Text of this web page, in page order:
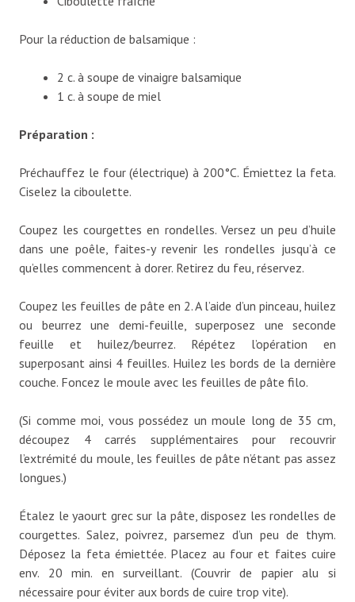
Pour la réduction de balsamique :
2 c. à soupe de vinaigre balsamique
1 c. à soupe de miel
Préparation :
Préchauffez le four (électrique) à 200°C. Émiettez la feta.
Ciselez la ciboulette.
Coupez les courgettes en rondelles. Versez un peu d’huile
dans une poêle, faites-y revenir les rondelles jusqu’à ce
qu’elles commencent à dorer. Retirez du feu, réservez.
Coupez les feuilles de pâte en 2. A l’aide d’un pinceau, huilez
ou beurrez une demi-feuille, superposez une seconde
feuille et huilez/beurrez. Répétez l’opération en
superposant ainsi 4 feuilles. Huilez les bords de la dernière
couche. Foncez le moule avec les feuilles de pâte filo.
(Si comme moi, vous possédez un moule long de 35 cm,
découpez 4 carrés supplémentaires pour recouvrir
l’extrémité du moule, les feuilles de pâte n’étant pas assez
longues.)
Étalez le yaourt grec sur la pâte, disposez les rondelles de
courgettes. Salez, poivrez, parsemez d’un peu de thym.
Déposez la feta émiettée. Placez au four et faites cuire
env. 20 min. en surveillant. (Couvrir de papier alu si
nécessaire pour éviter aux bords de cuire trop vite).